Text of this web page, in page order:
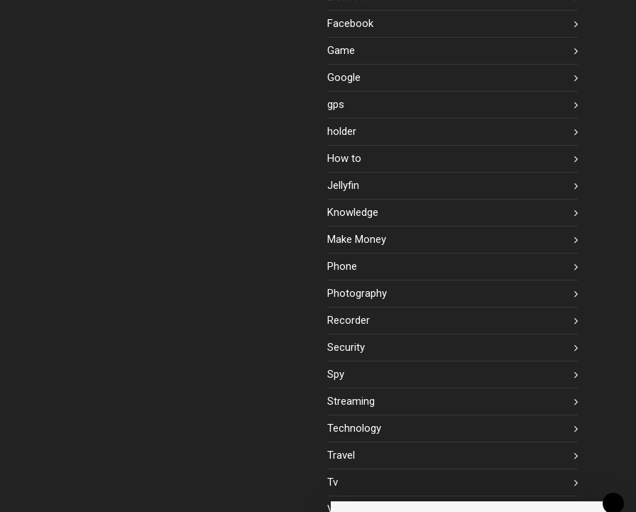
Facebook
Game
Google
gps
holder
How to
Jellyfin
Knowledge
Make Money
Phone
Photography
Recorder
Security
Spy
Streaming
Technology
Travel
Tv
Vpn